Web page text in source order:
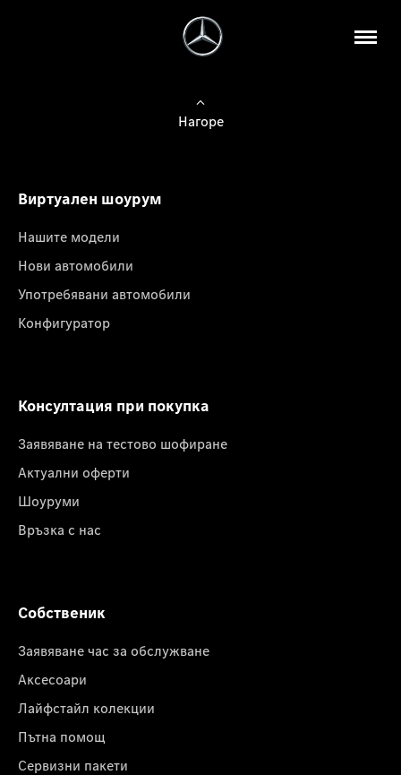
Нагоре
Виртуален шоурум
Нашите модели
Нови автомобили
Употребявани автомобили
Конфигуратор
Консултация при покупка
Заявяване на тестово шофиране
Актуални оферти
Шоуруми
Връзка с нас
Собственик
Заявяване час за обслужване
Аксесоари
Лайфстайл колекции
Пътна помощ
Сервизни пакети